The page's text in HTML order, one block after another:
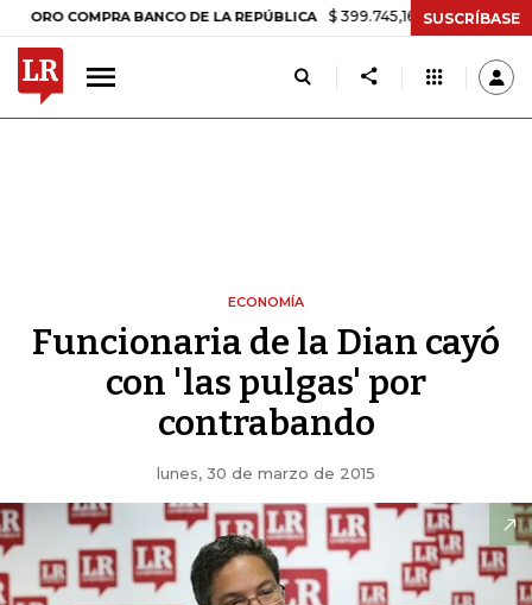
COMPRA BANCO DE LA REPÚBLICA $ 399.745,16 +$ 2.295,71 +0,58%
SUSCRÍBASE
ECONOMÍA
Funcionaria de la Dian cayó
con 'las pulgas' por
contrabando
lunes, 30 de marzo de 2015